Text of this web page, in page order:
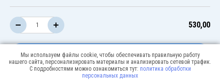
530,00
В корзину
Мы используем файлы cookie, чтобы обеспечивать правильную работу
нашего сайта, персонализировать материалы и анализировать сетевой трафик.
С подробностями можно ознакомиться тут: политика обработки
персональных данных